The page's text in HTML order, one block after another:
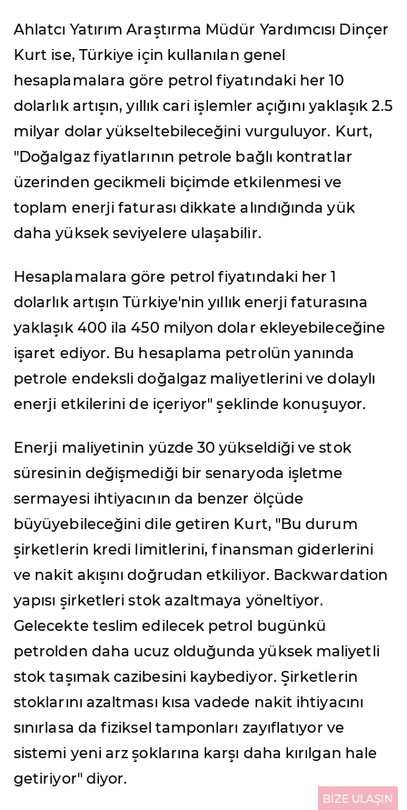
Ahlatcı Yatırım Araştırma Müdür Yardımcısı Dinçer
Kurt ise, Türkiye için kullanılan genel
hesaplamalara göre petrol fiyatındaki her 10
dolarlık artışın, yıllık cari işlemler açığını yaklaşık 2.5
milyar dolar yükseltebileceğini vurguluyor. Kurt,
"Doğalgaz fiyatlarının petrole bağlı kontratlar
üzerinden gecikmeli biçimde etkilenmesi ve
toplam enerji faturası dikkate alındığında yük
daha yüksek seviyelere ulaşabilir.
Hesaplamalara göre petrol fiyatındaki her 1
dolarlık artışın Türkiye'nin yıllık enerji faturasına
yaklaşık 400 ila 450 milyon dolar ekleyebileceğine
işaret ediyor. Bu hesaplama petrolün yanında
petrole endeksli doğalgaz maliyetlerini ve dolaylı
enerji etkilerini de içeriyor" şeklinde konuşuyor.
Enerji maliyetinin yüzde 30 yükseldiği ve stok
süresinin değişmediği bir senaryoda işletme
sermayesi ihtiyacının da benzer ölçüde
büyüyebileceğini dile getiren Kurt, "Bu durum
şirketlerin kredi limitlerini, finansman giderlerini
ve nakit akışını doğrudan etkiliyor. Backwardation
yapısı şirketleri stok azaltmaya yöneltiyor.
Gelecekte teslim edilecek petrol bugünkü
petrolden daha ucuz olduğunda yüksek maliyetli
stok taşımak cazibesini kaybediyor. Şirketlerin
stoklarını azaltması kısa vadede nakit ihtiyacını
sınırlasa da fiziksel tamponları zayıflatıyor ve
sistemi yeni arz şoklarına karşı daha kırılgan hale
getiriyor" diyor.
BİZE ULAŞIN